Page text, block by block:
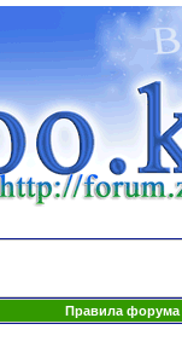
Правила форума